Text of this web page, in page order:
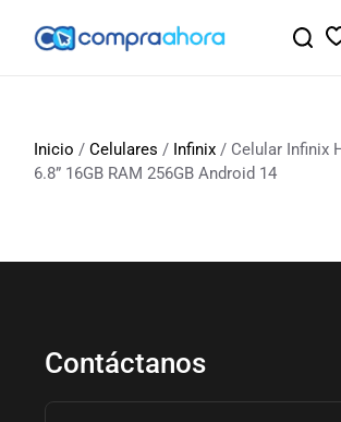
Inicio /Celulares / Infinix / Celular Infinix
6.8” 16GB RAM 256GB Android 14
Contáctanos